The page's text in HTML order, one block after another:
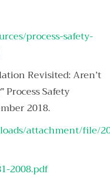
process-safety-
Revisited: Aren’t
Safety
2018.
attachment/file/
2008.pdf